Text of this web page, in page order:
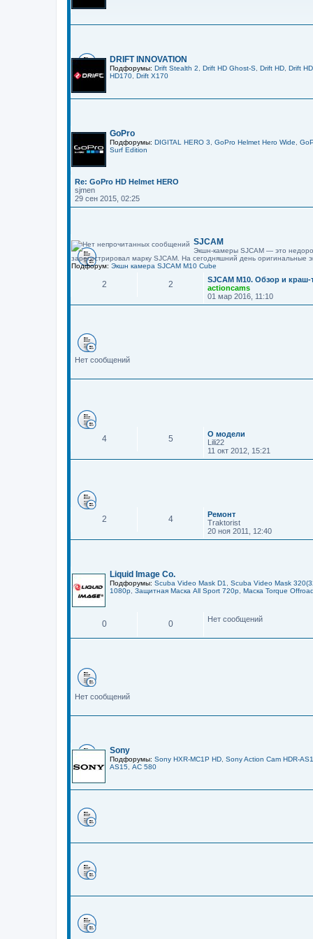
DRIFT INNOVATION
Подфорумы: Drift Stealth 2 Drift HD Ghost-S Drift HD Drift
HD170 Drift X170
GoPro
Подфорумы: DIGITAL HERO 3 GoPro Helmet Hero Wide
Surf Edition
Re: GoPro HD Helmet HERO
sjmen
29 сен 2015, 02:25
SJCAM
Экшн-камеры SJCAM — это
зарегистрировал марку SJCAM. На сегодняшний день оригинальные
Подфорум: Экшн камера SJCAM M10 Cube
2 2
SJCAM M10. Обзор и краш-
actioncams
01 мар 2016, 11:10
Нет сообщений
4 5
О модели
Lili22
11 окт 2012, 15:21
2 4
Ремонт
Traktorist
20 ноя 2011, 12:40
Liquid Image Co.
Подфорумы: Scuba Video Mask D1
Scuba Video Mask
1080p Защитная Маска All Sport 720p Маска Torque
0 0 Нет сообщений
Нет сообщений
Sony
Подфорумы: Sony HXR-MC1P HD Sony Action Cam HDR-
AS15
AC 580